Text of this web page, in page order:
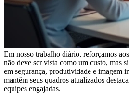
Em nosso trabalho diário, reforçamos
não deve ser vista como um custo, mas
em segurança, produtividade e imagem
mantêm seus quadros atualizados
equipes engajadas.